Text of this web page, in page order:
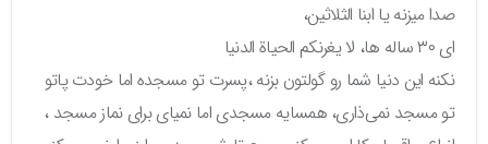
صدا میزنه یا ابنا الثلاثین،
ای ۳۰ ساله ها، لا یغرنکم الحیاة الدنیا
نکنه این دنیا شما رو گولتون بزنه ،پسرت تو مسجده اما خودت پاتو
تو مسجد نمی‌ذاری، همسایه مسجدی اما نمیای برای نماز مسجد ،